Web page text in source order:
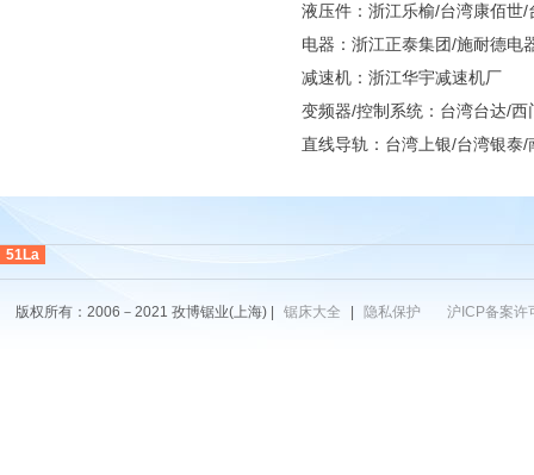
液压件：浙江乐榆/台湾康佰世/
电器：浙江正泰集团/施耐德电
减速机：浙江华宇减速机厂
变频器/控制系统：台湾台达/西
直线导轨：台湾上银/台湾银泰/
51La
版权所有：2006－2021 孜博锯业(上海) | 锯床大全 隐私保护 沪ICP备案许